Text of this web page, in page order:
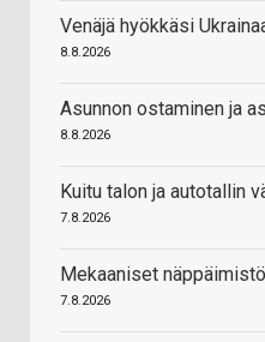
Venäjä hyökkäsi
8.8.2026
Asunnon ostaminen ja
8.8.2026
Kuitu talon ja autotallin
7.8.2026
Mekaaniset
7.8.2026